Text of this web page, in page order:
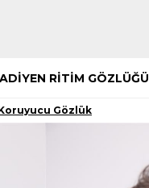
RİTİM GÖZLÜĞÜ
Gözlük